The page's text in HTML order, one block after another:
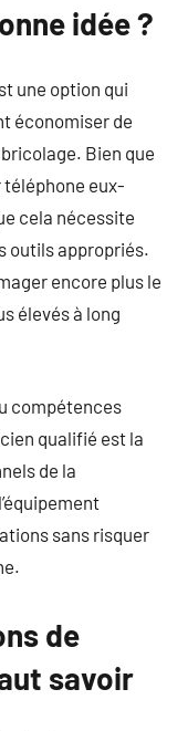
idée ?
une option qui
économiser de
Bien que
eux-
cela nécessite
outils appropriés.
encore plus le
élevés à long
compétences
qualifié est la
de la
sans risquer
de
savoir